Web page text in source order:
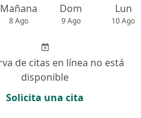
Mañana
8 Ago
Dom
9 Ago
Lun
10 Ago
de citas en línea no está
disponible
Solicita una cita